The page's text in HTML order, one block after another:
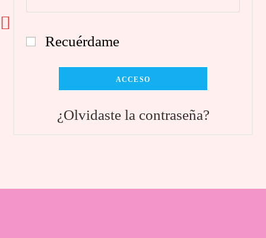
Recuérdame
ACCESO
¿Olvidaste la contraseña?